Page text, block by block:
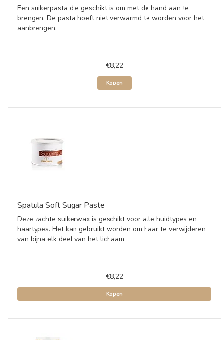
Een suikerpasta die geschikt is om met de hand aan te
brengen. De pasta hoeft niet verwarmd te worden voor het
aanbrengen.
€8,22
Kopen
Spatula Soft Sugar Paste
Deze zachte suikerwax is geschikt voor alle huidtypes en
haartypes. Het kan gebruikt worden om haar te verwijderen
van bijna elk deel van het lichaam
€8,22
Kopen